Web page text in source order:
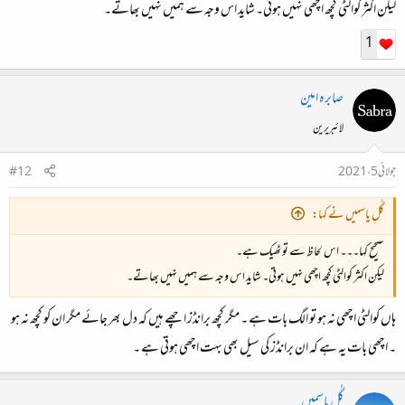
لیکن اکثر کوالٹی کچھ اچھی نہیں ہوتی۔ شاید اس وجہ سے ہمیں نہیں بھاتے۔
1
صابرہ امین
لائبریرین
جولائی 5، 2021
#12
گُلِ یاسمیں نے کہا:
صحیح کہا۔۔۔ اس لحاظ سے تو ٹھیک ہے۔
لیکن اکثر کوالٹی کچھ اچھی نہیں ہوتی۔ شاید اس وجہ سے ہمیں نہیں بھاتے۔
ہاں کوالٹی اچھی نہ ہو تو الگ بات ہے ۔ مگر کچھ برانڈز اچھے ہیں کہ دل بھر جائے مگر ان کو کچھ نہ ہو
۔ اچھی بات یہ ہے کہ ان برانڈز کی سیل بھی بہت اچھی ہوتی ہے ۔